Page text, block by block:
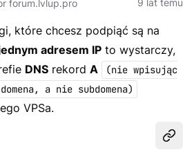
forum.lvlup.pro 9 lat temu
które chcesz podpiąć są na
adresem IP to wystarczy,
DNS rekord A
(nie wpisując
a nie subdomena)
VPSa.